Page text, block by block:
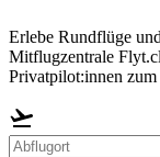
Erlebe Rundflüge
Mitflugzentrale
Privatpilot:innen zum